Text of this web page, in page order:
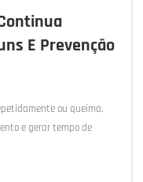
E Prevenção
ou queima,
e gerar tempo de
componentes essenciais
industriais confiáveis e